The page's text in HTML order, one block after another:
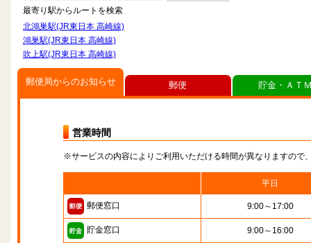
最寄り駅からルートを検索
北鴻巣駅(JR東日本 高崎線)
鴻巣駅(JR東日本 高崎線)
吹上駅(JR東日本 高崎線)
郵便局からのお知らせ
営業時間
※サービスの内容によりご利用いただける時間が異なりますので
平日
郵便窓口 9:00～17:00
貯金窓口 9:00～16:00
郵便 貯金・ＡＴ